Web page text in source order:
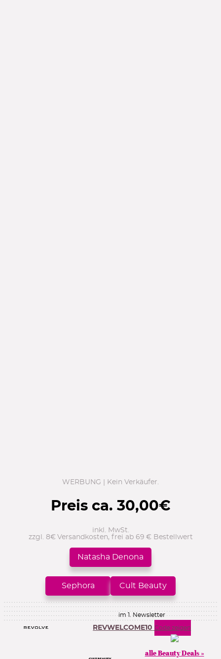
WERBUNG | Kein Verkäufer.
Preis ca. 30,00€
inkl. MwSt.
zzgl. 8€ Versandkosten, frei ab 69 € Bestellwert
Natasha Denona
Sephora Cult Beauty
im 1. Newsletter
REVWELCOME10 Code zeigen
alle Beauty Deals »